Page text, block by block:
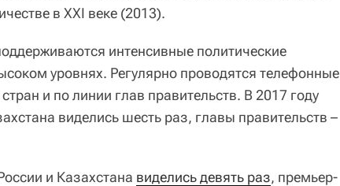
в XXI веке (2013).
интенсивные политические
уровнях. Регулярно проводятся телефонные
и по линии глав правительств. В 2017 году
виделись шесть раз, главы правительств –
и Казахстана виделись девять раз, премьер-